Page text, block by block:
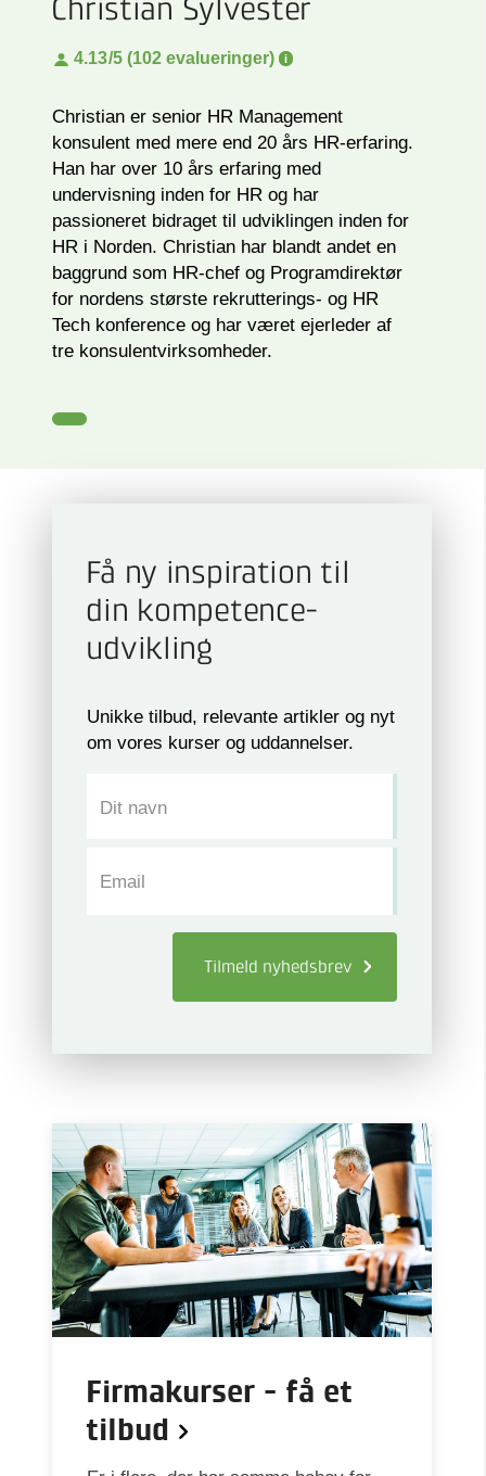
Christian Sylvester
4.13/5 (102 evalueringer)
Christian er senior HR Management
konsulent med mere end 20 års HR-erfaring.
Han har over 10 års erfaring med
undervisning inden for HR og har
passioneret bidraget til udviklingen inden for
HR i Norden. Christian har blandt andet en
baggrund som HR-chef og Programdirektør
for nordens største rekrutterings- og HR
Tech konference og har været ejerleder af
tre konsulentvirksomheder.
Få ny inspiration til
din kompetence­
udvikling
Unikke tilbud, relevante artikler og nyt
om vores kurser og uddannelser.
Dit navn
Email
Tilmeld nyhedsbrev
Firmakurser - få et
tilbud